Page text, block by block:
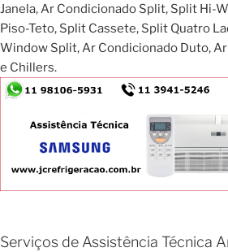
Janela, Ar Condicionado Split, Split Hi-
Piso-Teto, Split Cassete, Split Quatro
Window Split, Ar Condicionado Duto,
e Chillers.
Serviços de Assistência Técnica